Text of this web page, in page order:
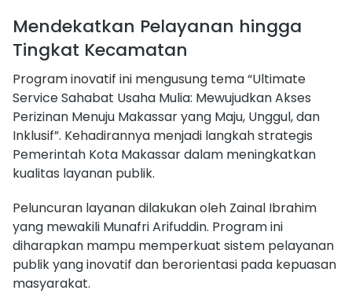
Mendekatkan Pelayanan hingga
Tingkat Kecamatan
Program inovatif ini mengusung tema “Ultimate
Service Sahabat Usaha Mulia: Mewujudkan Akses
Perizinan Menuju Makassar yang Maju, Unggul, dan
Inklusif”. Kehadirannya menjadi langkah strategis
Pemerintah Kota Makassar dalam meningkatkan
kualitas layanan publik.
Peluncuran layanan dilakukan oleh Zainal Ibrahim
yang mewakili Munafri Arifuddin. Program ini
diharapkan mampu memperkuat sistem pelayanan
publik yang inovatif dan berorientasi pada kepuasan
masyarakat.